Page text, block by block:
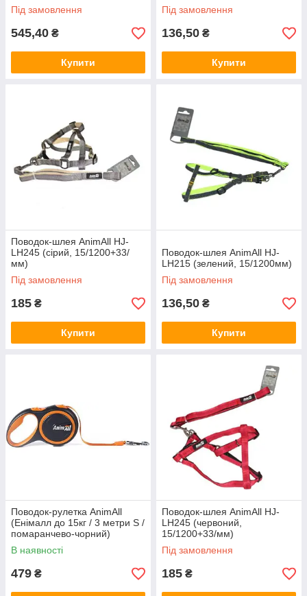
Під замовлення
545,40 ₴
Купити
Під замовлення
136,50 ₴
Купити
Поводок-шлея AnimAll HJ-
LH245 (сірий, 15/1200+33/
мм)
Під замовлення
185 ₴
Купити
Поводок-шлея AnimAll HJ-
LH215 (зелений, 15/1200мм)
Під замовлення
136,50 ₴
Купити
Поводок-рулетка AnimАll
(Енімалл до 15кг / 3 метри S /
помаранчево-чорний)
В наявності
479 ₴
Поводок-шлея AnimAll HJ-
LH245 (червоний,
15/1200+33/мм)
Під замовлення
185 ₴